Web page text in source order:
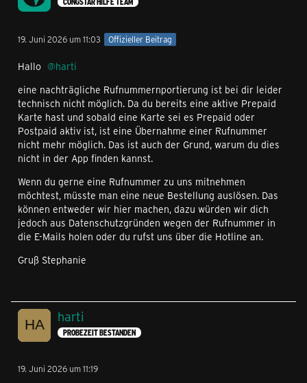
19. Juni 2026 um 11:03 Offizieller Beitrag
Hallo
harti
eine nachträgliche Rufnummernportierung ist bei dir leider
technisch nicht möglich. Da du bereits eine aktive Prepaid
Karte hast und sobald eine Karte sei es Prepaid oder
Postpaid aktiv ist, ist eine Übernahme einer Rufnummer
nicht mehr möglich. Das ist auch der Grund, warum du dies
nicht in der App finden kannst.
Wenn du gerne eine Rufnummer zu uns mitnehmen
möchtest, müsste man eine neue Bestellung auslösen. Das
können entweder wir hier machen, dazu würden wir dich
jedoch aus Datenschutzgründen wegen der Rufnummer in
die E-Mails holen oder du rufst uns über die Hotline an.
Gruß Stephanie
harti
PROBEZEIT BESTANDEN
19. Juni 2026 um 11:19